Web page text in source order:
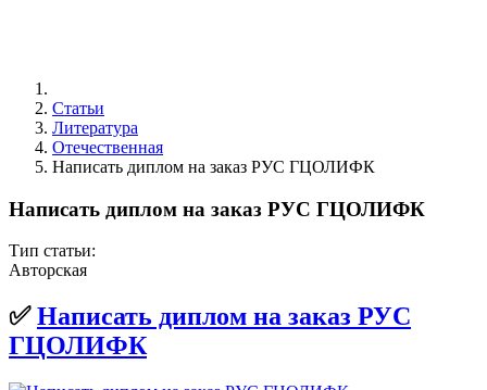
Статьи
Литература
Отечественная
Написать диплом на заказ РУС ГЦОЛИФК
Написать диплом на заказ РУС ГЦОЛИФК
Тип статьи:
Авторская
✅Написать диплом на заказ РУС
ГЦОЛИФК